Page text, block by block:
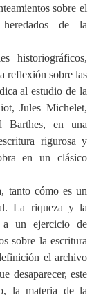
sobre el
heredados de la
historiográficos,
reflexión sobre las
al estudio de la
Jules Michelet,
Barthes, en una
rigurosa y
en un clásico
tanto cómo es un
La riqueza y la
a un ejercicio de
sobre la escritura
el archivo
desaparecer, este
la materia de la